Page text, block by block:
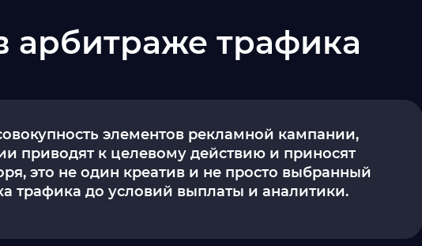
арбитраже трафика
элементов рекламной кампании,
приводят к целевому действию и приносят
это не один креатив и не просто выбранный
трафика до условий выплаты и аналитики.